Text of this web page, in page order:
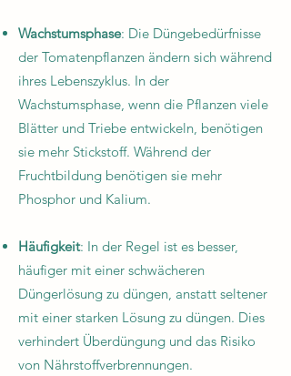
Wachstumsphase: Die Düngebedürfnisse
der Tomatenpflanzen ändern sich während
ihres Lebenszyklus. In der
Wachstumsphase, wenn die Pflanzen viele
Blätter und Triebe entwickeln, benötigen
sie mehr Stickstoff. Während der
Fruchtbildung benötigen sie mehr
Phosphor und Kalium.
Häufigkeit: In der Regel ist es besser,
häufiger mit einer schwächeren
Düngerlösung zu düngen, anstatt seltener
mit einer starken Lösung zu düngen. Dies
verhindert Überdüngung und das Risiko
von Nährstoffverbrennungen.